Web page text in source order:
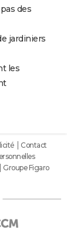
des
jardiniers
les
Contact
Groupe Figaro